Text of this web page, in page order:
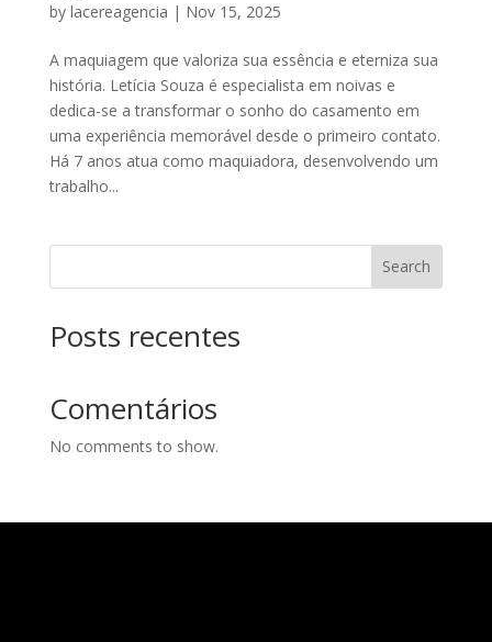
by lacereagencia | Nov 15, 2025
A maquiagem que valoriza sua essência e eterniza sua
história. Letícia Souza é especialista em noivas e
dedica-se a transformar o sonho do casamento em
uma experiência memorável desde o primeiro contato.
Há 7 anos atua como maquiadora, desenvolvendo um
trabalho...
Search
Posts recentes
Comentários
No comments to show.